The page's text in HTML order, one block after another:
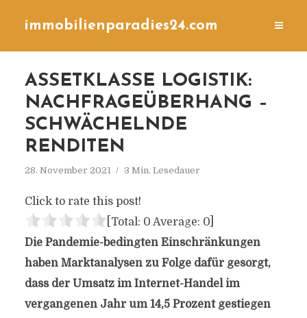
immobilienparadies24.com
ASSETKLASSE LOGISTIK:
NACHFRAGEÜBERHANG –
SCHWÄCHELNDE
RENDITEN
28. November 2021 3 Min. Lesedauer
Click to rate this post!
[Total: 0 Average: 0]
Die Pandemie-bedingten Einschränkungen
haben Marktanalysen zu Folge dafür gesorgt,
dass der Umsatz im Internet-Handel im
vergangenen Jahr um 14,5 Prozent gestiegen